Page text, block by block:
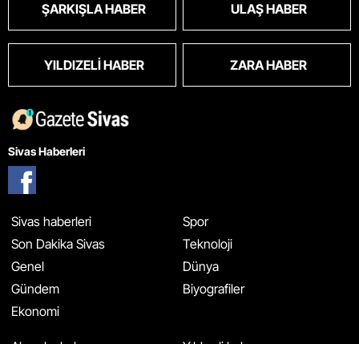
ŞARKIŞLA HABER ULAŞ HABER
YILDIZELI HABER ZARA HABER
Sivas Haberleri
Sivas haberleri
Son Dakika Sivas
Genel
Gündem
Ekonomi
Spor
Teknoloji
Dünya
Biyografiler